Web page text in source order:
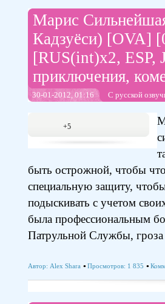
Марис
Кадзуёси) [OVA]
[RUS(int)x2, ESP,
приключения,
30-01-2012, 01:16 С русской
+5
быть острожной, чтобы
специальную защиту,
подыскивать с учетом
была профессиональным
Патрульной Службы, гроза
Автор: Alex Shara Просмотров: 1 835